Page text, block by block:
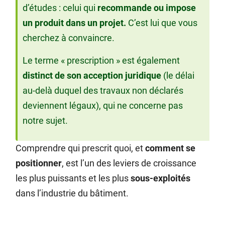
d’études : celui qui recommande ou impose
un produit dans un projet. C’est lui que vous
cherchez à convaincre.
Le terme « prescription » est également
distinct de son acception juridique (le délai
au-delà duquel des travaux non déclarés
deviennent légaux), qui ne concerne pas
notre sujet.
Comprendre qui prescrit quoi, etcomment se
positionner, est l’un des leviers de croissance
les plus puissants et les plussous-exploités
dans l’industrie du bâtiment.